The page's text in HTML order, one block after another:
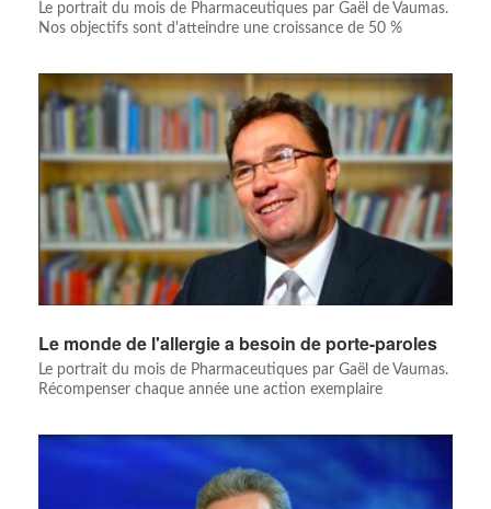
Le portrait du mois de Pharmaceutiques par Gaël de Vaumas.
Nos objectifs sont d'atteindre une croissance de 50 %
Le monde de l'allergie a besoin de porte-paroles
Le portrait du mois de Pharmaceutiques par Gaël de Vaumas.
Récompenser chaque année une action exemplaire